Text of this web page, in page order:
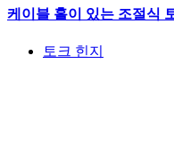
케이블 홀이 있는 조절식
토크 힌지